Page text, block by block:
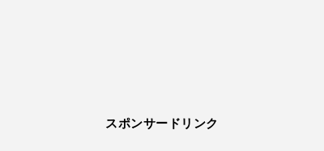
スポンサードリンク